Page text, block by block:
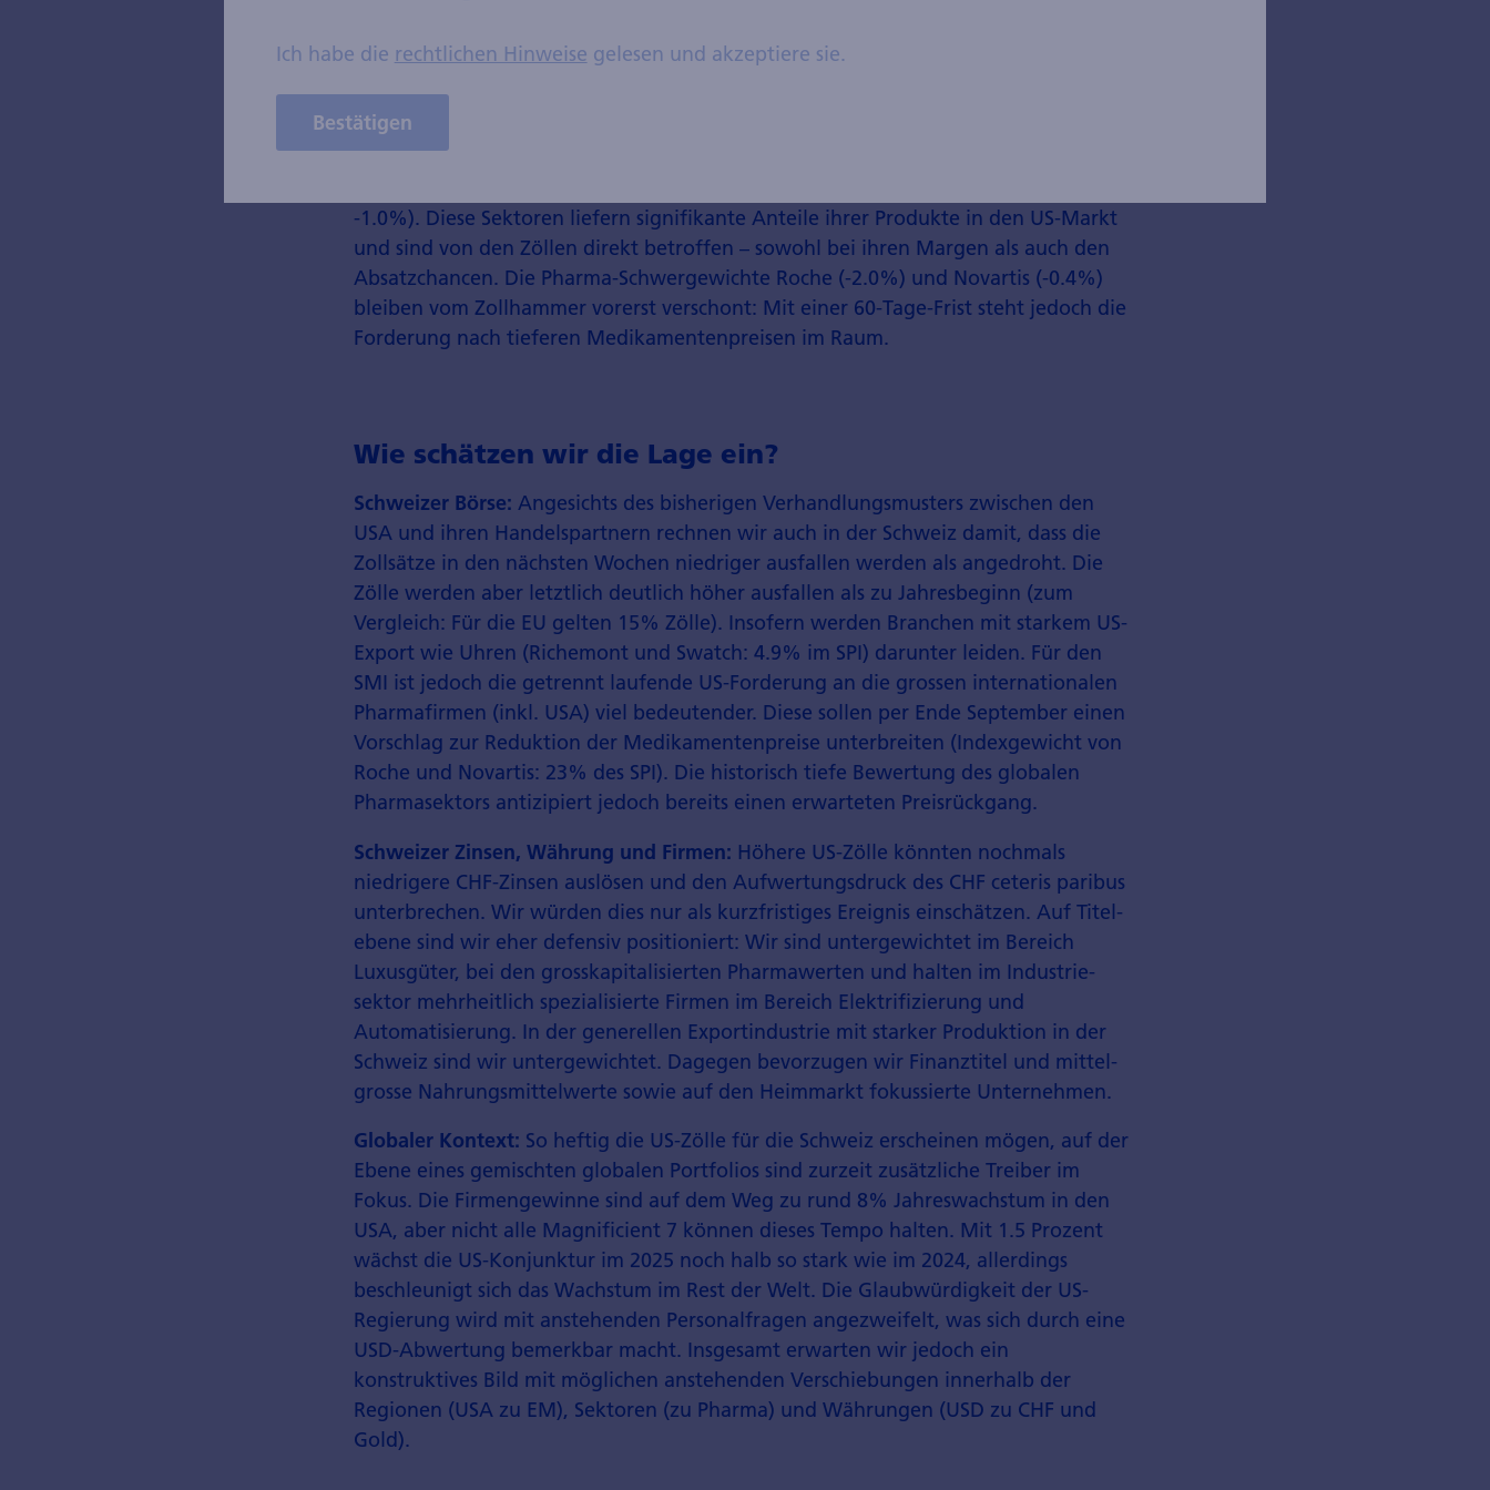
wertete ab, während Gold und US-Staats­anleihen zulegten – ein klassisches Flight-
Nationalfeiertag, dem 1. August geschlossen war, erfolgte die Reaktion des
Schweizer Aktien­markts am Montag­morgen (-0.7% für den SMI Index) verzögert.
Sie deutet nur auf eine moderate Verunsicherung hin. Exportstarke Branchen sind
eher unter Druck, wie etwa Luxusgüter (z. B. Swatch -2.2%, Richemont -1.3%) oder
-1.0%). Diese Sektoren liefern signifikante Anteile ihrer Produkte in den US-Markt
und sind von den Zöllen direkt betroffen – sowohl bei ihren Margen als auch den
Absatzchancen. Die Pharma-Schwergewichte Roche (-2.0%) und Novartis (-0.4%)
bleiben vom Zoll­hammer vorerst verschont: Mit einer 60-Tage-Frist steht jedoch die
Forderung nach tieferen Medikamenten­preisen im Raum.
Wie schätzen wir die Lage ein?
Schweizer Börse:Angesichts des bisherigen Verhandlungsmusters zwischen den
USA und ihren Handelspartnern rechnen wir auch in der Schweiz damit, dass die
Zollsätze in den nächsten Wochen niedriger ausfallen werden als angedroht. Die
Zölle werden aber letztlich deutlich höher ausfallen als zu Jahresbeginn (zum
Vergleich: Für die EU gelten 15% Zölle). Insofern werden Branchen mit starkem US-
Export wie Uhren (Richemont und Swatch: 4.9% im SPI) darunter leiden. Für den
SMI ist jedoch die getrennt laufende US-Forderung an die grossen internationalen
Pharma­firmen (inkl. USA) viel bedeutender. Diese sollen per Ende September einen
Vorschlag zur Reduktion der Medikamenten­preise unterbreiten (Indexgewicht von
Roche und Novartis: 23% des SPI). Die historisch tiefe Bewertung des globalen
Pharma­sektors antizipiert jedoch bereits einen erwarteten Preisrückgang.
Schweizer Zinsen, Währung und Firmen: Höhere US-Zölle könnten nochmals
niedrigere CHF-Zinsen auslösen und den Aufwertungs­druck des CHF ceteris paribus
unterbrechen. Wir würden dies nur als kurzfristiges Ereignis einschätzen. Auf Titel­
ebene sind wir eher defensiv positioniert: Wir sind untergewichtet im Bereich
Luxus­güter, bei den gross­kapitalisierten Pharma­werten und halten im Industrie­
sektor mehrheitlich spezialisierte Firmen im Bereich Elektrifizierung und
Automatisierung. In der generellen Export­industrie mit starker Produktion in der
Schweiz sind wir unter­gewichtet. Dagegen bevorzugen wir Finanztitel und mittel­
grosse Nahrungs­mittelwerte sowie auf den Heimmarkt fokussierte Unternehmen.
Globaler Kontext: So heftig die US-Zölle für die Schweiz erscheinen mögen, auf der
Ebene eines gemischten globalen Portfolios sind zurzeit zusätzliche Treiber im
Fokus. Die Firmen­gewinne sind auf dem Weg zu rund 8% Jahres­wachstum in den
USA, aber nicht alle Magnificient 7 können dieses Tempo halten. Mit 1.5 Prozent
wächst die US-Konjunktur im 2025 noch halb so stark wie im 2024, allerdings
beschleunigt sich das Wachstum im Rest der Welt. Die Glaub­würdigkeit der US-
Regierung wird mit anstehenden Personal­fragen angezweifelt, was sich durch eine
USD-Abwertung bemerkbar macht. Insgesamt erwarten wir jedoch ein
konstruktives Bild mit möglichen anstehenden Verschiebungen innerhalb der
Regionen (USA zu EM), Sektoren (zu Pharma) und Währungen (USD zu CHF und
Gold).
Ich habe die rechtlichen Hinweise gelesen und akzeptiere sie.
Bestätigen